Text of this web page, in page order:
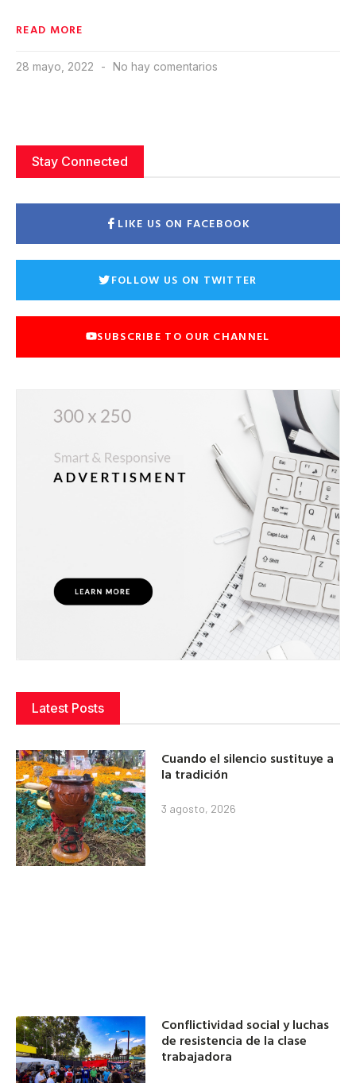
READ MORE
28 mayo, 2022 No hay comentarios
Stay Connected
LIKE US ON FACEBOOK
FOLLOW US ON TWITTER
SUBSCRIBE TO OUR CHANNEL
Latest Posts
Cuando el silencio sustituye a
la tradición
3 agosto, 2026
Conflictividad social y luchas
de resistencia de la clase
trabajadora